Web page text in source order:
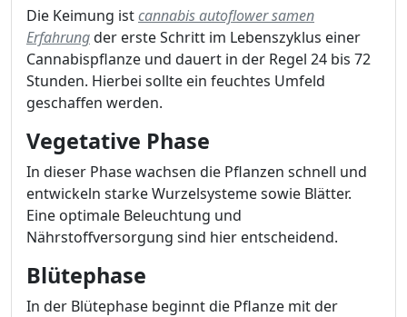
Die Keimung istcannabis autoflower samen
Erfahrungder erste Schritt im Lebenszyklus einer
Cannabispflanze und dauert in der Regel 24 bis 72
Stunden. Hierbei sollte ein feuchtes Umfeld
geschaffen werden.
Vegetative Phase
In dieser Phase wachsen die Pflanzen schnell und
entwickeln starke Wurzelsysteme sowie Blätter.
Eine optimale Beleuchtung und
Nährstoffversorgung sind hier entscheidend.
Blütephase
In der Blütephase beginnt die Pflanze mit der